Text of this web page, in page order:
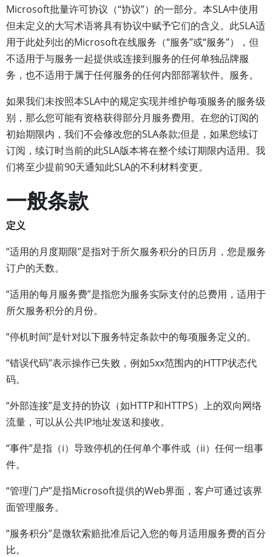
Microsoft批量许可协议（“协议”）的一部分。本SLA中使用
但未定义的大写术语将具有协议中赋予它们的含义。此SLA适
用于此处列出的Microsoft在线服务（“服务”或“服务”），但
不适用于与服务一起提供或连接到服务的任何单独品牌服
务，也不适用于属于任何服务的任何内部部署软件。服务。
如果我们未按照本SLA中的规定实现并维护每项服务的服务级
别，那么您可能有资格获得部分月服务费用。在您的订阅的
初始期限内，我们不会修改您的SLA条款;但是，如果您续订
订阅，续订时当前的此SLA版本将在整个续订期限内适用。我
们将至少提前90天通知此SLA的不利材料变更。
一般条款
定义
“适用的月度期限”是指对于所欠服务积分的日历月，您是服务
订户的天数。
“适用的每月服务费”是指您为服务实际支付的总费用，适用于
所欠服务积分的月份。
“停机时间”是针对以下服务特定条款中的每项服务定义的。
“错误代码”表示操作已失败，例如5xx范围内的HTTP状态代
码。
“外部连接”是支持的协议（如HTTP和HTTPS）上的双向网络
流量，可以从公共IP地址发送和接收。
“事件”是指（i）导致停机的任何单个事件或（ii）任何一组事
件。
“管理门户”是指Microsoft提供的Web界面，客户可通过该界
面管理服务。
“服务积分”是微软索赔批准后记入您的每月适用服务费的百分
比。